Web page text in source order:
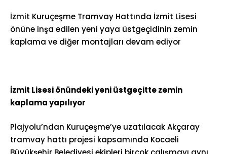
İzmit Kuruçeşme Tramvay Hattında İzmit Lisesi
önüne inşa edilen yeni yaya üstgeçidinin zemin
kaplama ve diğer montajları devam ediyor
İzmit Lisesi önündeki yeni üstgeçitte zemin
kaplama yapılıyor
Plajyolu’ndan Kuruçeşme’ye uzatılacak Akçaray
tramvay hattı projesi kapsamında Kocaeli